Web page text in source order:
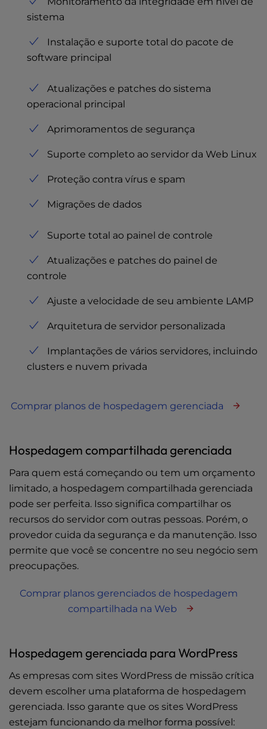
sistema
Instalação e suporte total do pacote de
software principal
Atualizações e patches do sistema
operacional principal
Aprimoramentos de segurança
Suporte completo ao servidor da Web Linux
Proteção contra vírus e spam
Migrações de dados
Suporte total ao painel de controle
Atualizações e patches do painel de
controle
Ajuste a velocidade de seu ambiente LAMP
Arquitetura de servidor personalizada
Implantações de vários servidores, incluindo
clusters e nuvem privada
Comprar planos de hospedagem gerenciada
Hospedagem compartilhada gerenciada
Para quem está começando ou tem um orçamento
limitado, a hospedagem compartilhada gerenciada
pode ser perfeita. Isso significa compartilhar os
recursos do servidor com outras pessoas. Porém, o
provedor cuida da segurança e da manutenção. Isso
permite que você se concentre no seu negócio sem
preocupações.
Comprar planos gerenciados de hospedagem
compartilhada na Web
Hospedagem gerenciada para WordPress
As empresas com sites WordPress de missão crítica
devem escolher uma plataforma de hospedagem
gerenciada. Isso garante que os sites WordPress
estejam funcionando da melhor forma possível: